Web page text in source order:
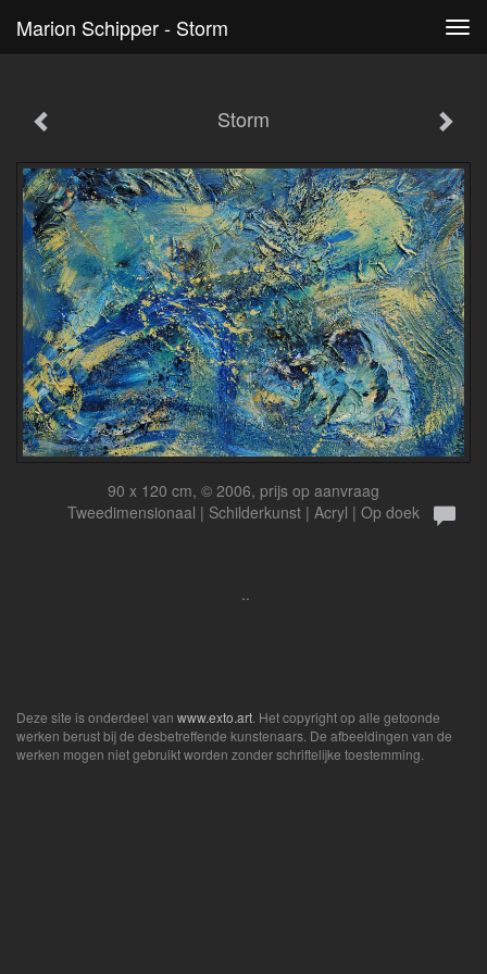
Marion Schipper - Storm
Storm
90 x 120 cm, © 2006, prijs op aanvraag
Tweedimensionaal | Schilderkunst | Acryl | Op doek
..
Deze site is onderdeel van www.exto.art. Het copyright op alle getoonde
werken berust bij de desbetreffende kunstenaars. De afbeeldingen van de
werken mogen niet gebruikt worden zonder schriftelijke toestemming.